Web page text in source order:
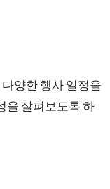
다양한 행사 일정을
을 살펴보도록 하